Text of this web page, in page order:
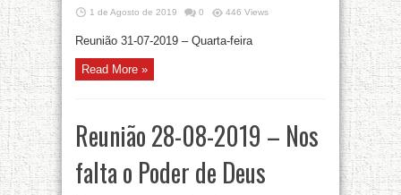
1 de Agosto de 2019 0 446 Views
Reunião 31-07-2019 – Quarta-feira
Read More »
Reunião 28-08-2019 – Nos
falta o Poder de Deus